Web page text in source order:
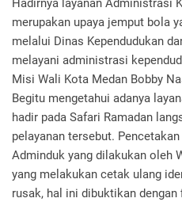
Hadirnya layanan Administrasi
merupakan upaya jemput bola
melalui Dinas Kependudukan
melayani administrasi
Misi Wali Kota Medan Bobby
Begitu mengetahui adanya
hadir pada Safari Ramadan
pelayanan tersebut.
Adminduk yang dilakukan oleh
yang melakukan cetak ulang
rusak, hal ini dibuktikan dengan